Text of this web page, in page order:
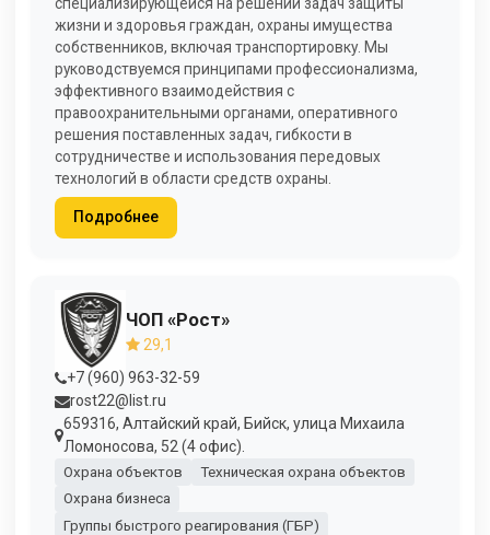
специализирующейся на решении задач защиты
жизни и здоровья граждан, охраны имущества
собственников, включая транспортировку. Мы
руководствуемся принципами профессионализма,
эффективного взаимодействия с
правоохранительными органами, оперативного
решения поставленных задач, гибкости в
сотрудничестве и использования передовых
технологий в области средств охраны.
Подробнее
ЧОП «Рост»
29,1
+7 (960) 963-32-59
rost22@list.ru
659316, Алтайский край, Бийск, улица Михаила
Ломоносова, 52 (4 офис).
Охрана объектов
Техническая охрана объектов
Охрана бизнеса
Группы быстрого реагирования (ГБР)